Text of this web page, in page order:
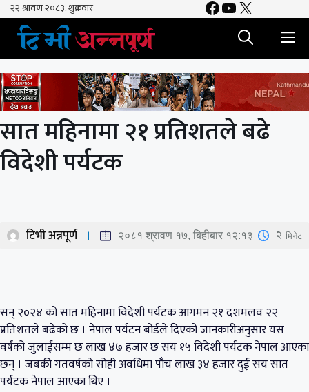
Skip
content
Facebook
YouTube
X
सात महिनामा २१ प्रतिशतले बढे
विदेशी पर्यटक
टिभी अन्नपूर्ण २०८१ श्रावण १७, बिहीबार १२:१३ 2 मिनेट
सन् २०२४ को सात महिनामा विदेशी पर्यटक आगमन २१ दशमलव २२
प्रतिशतले बढेको छ । नेपाल पर्यटन बोर्डले दिएको जानकारीअनुसार यस
वर्षको जुलाईसम्म छ लाख ४७ हजार छ सय १५ विदेशी पर्यटक नेपाल आएका
छन् । जबकी गतवर्षको सोही अवधिमा पाँच लाख ३४ हजार दुई सय सात
पर्यटक नेपाल आएका थिए ।